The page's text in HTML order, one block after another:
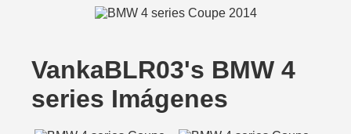
VankaBLR03's BMW 4
series Imágenes